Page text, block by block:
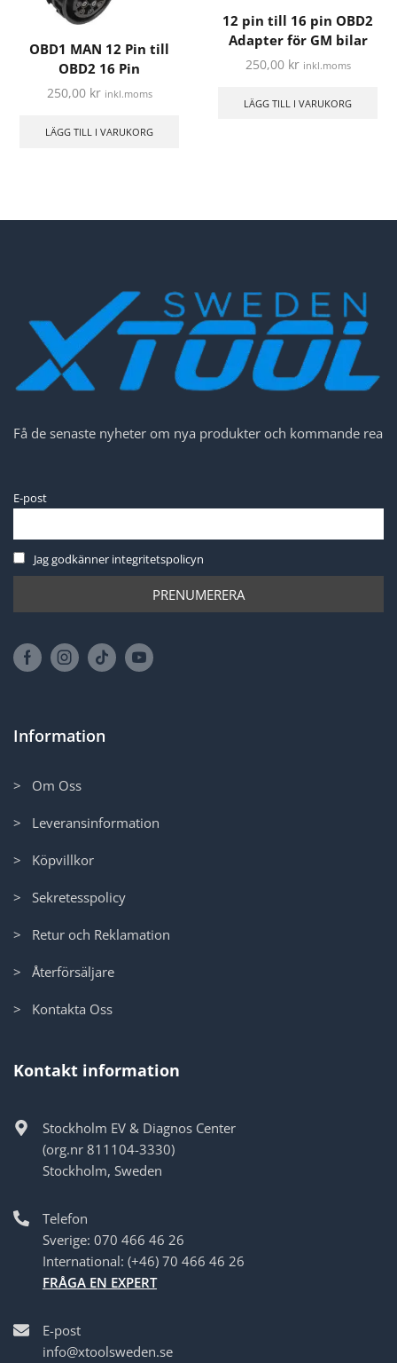
OBD1 MAN 12 Pin till
OBD2 16 Pin
250,00 kr inkl.moms
LÄGG TILL I VARUKORG
12 pin till 16 pin OBD2
Adapter för GM bilar
250,00 kr inkl.moms
LÄGG TILL I VARUKORG
Få de senaste nyheter om nya produkter och kommande rea
E-post
Jag godkänner integritetspolicyn
Information
> Om Oss
> Leveransinformation
> Köpvillkor
> Sekretesspolicy
> Retur och Reklamation
> Återförsäljare
> Kontakta Oss
Kontakt information
Stockholm EV & Diagnos Center
(org.nr 811104-3330)
Stockholm, Sweden
Telefon
Sverige: 070 466 46 26
International: (+46) 70 466 46 26
FRÅGA EN EXPERT
E-post
info@xtoolsweden.se